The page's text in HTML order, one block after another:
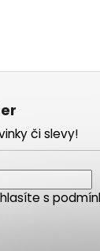
či slevy!
s